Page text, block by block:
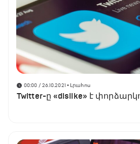
00:00 / 26.10.2021 • Լրահոս
Twitter-ը «dislike» է